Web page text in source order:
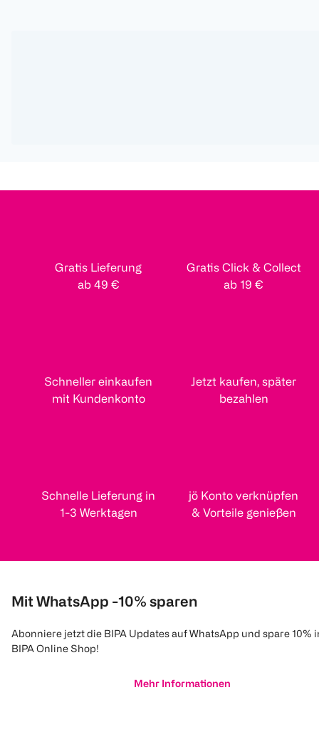
Gratis Lieferung
ab 49 €
Gratis Click & Collect
ab 19 €
Schneller einkaufen
mit Kundenkonto
Jetzt kaufen, später
bezahlen
Schnelle Lieferung in
1-3 Werktagen
jö Konto verknüpfen
& Vorteile genießen
Mit WhatsApp -10% sparen
Abonniere jetzt die BIPA Updates auf WhatsApp und spare 10%
BIPA Online Shop!
Mehr Informationen